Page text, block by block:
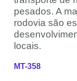
pesados. A
rodovia são
locais.
MT-358